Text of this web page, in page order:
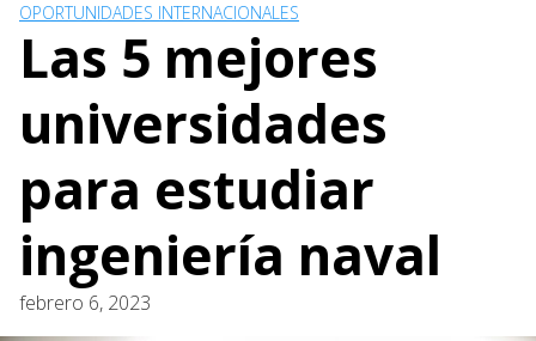
OPORTUNIDADES INTERNACIONALES
Las 5 mejores
universidades
para estudiar
ingeniería naval
febrero 6, 2023